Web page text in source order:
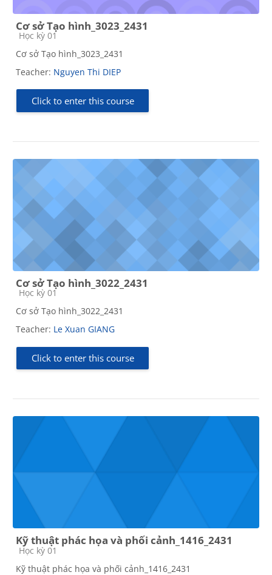
Cơ sở Tạo hình_3023_2431
Course category
Học kỳ 01
Cơ sở Tạo hình_3023_2431
Teacher: Nguyen Thi DIEP
Click to enter this course
Cơ sở Tạo hình_3022_2431
Course category
Học kỳ 01
Cơ sở Tạo hình_3022_2431
Teacher: Le Xuan GIANG
Click to enter this course
Kỹ thuật phác họa và phối cảnh_1416_2431
Course category
Học kỳ 01
Kỹ thuật phác họa và phối cảnh_1416_2431